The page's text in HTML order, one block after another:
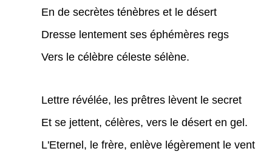
En de secrètes ténèbres et le désert
Dresse lentement ses éphémères regs
Vers le célèbre céleste sélène.
Lettre révélée, les prêtres lèvent le secret
Et se jettent, célères, vers le désert en gel.
L'Eternel, le frère, enlève légèrement le vent